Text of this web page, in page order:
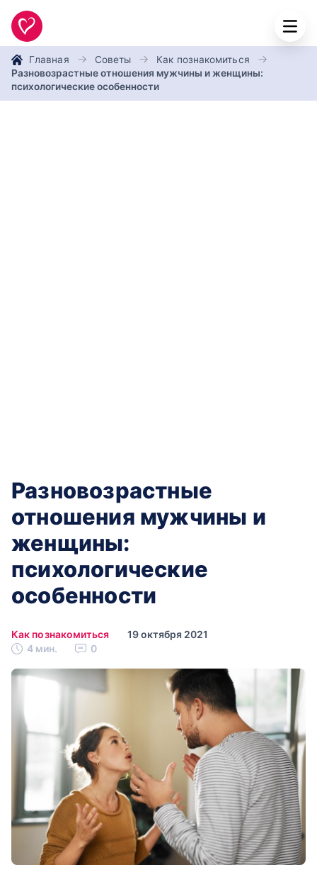
Главная Советы
Как познакомиться
Разновозрастные отношения мужчины и женщины:
психологические особенности
Разновозрастные
отношения мужчины и
женщины:
психологические
особенности
Как познакомиться
19 октября 2021
4 мин.
0